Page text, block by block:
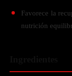
Favorece la
nutrición